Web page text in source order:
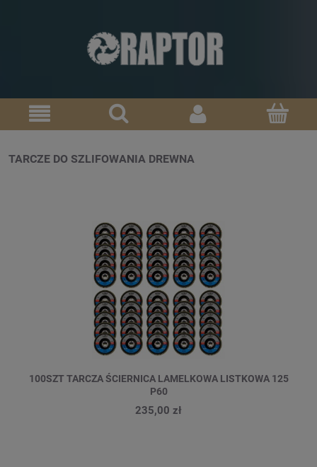
TARCZE DO SZLIFOWANIA DREWNA
100SZT TARCZA ŚCIERNICA LAMELKOWA LISTKOWA 125
P60
235,00 zł